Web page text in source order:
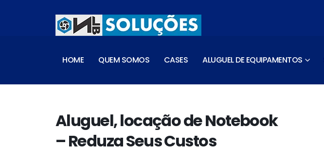
HOME QUEM SOMOS CASES ALUGUEL DE EQUIPAMENTOS
Aluguel, locação de Notebook
– Reduza Seus Custos